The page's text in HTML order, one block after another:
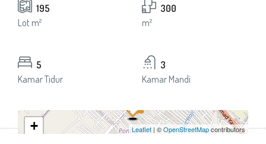
195
Lot m²
300
m²
5
Kamar Tidur
3
Kamar Mandi
+
Leaflet | ©OpenStreetMapcontributors